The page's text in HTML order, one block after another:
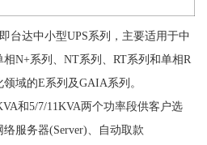
台达中小型UPS系列，主要适用于中
N+系列、NT系列、RT系列和单相R
域的E系列及GAIA系列。
和5/7/11KVA两个功率段供客户选
服务器(Server)、自动取款